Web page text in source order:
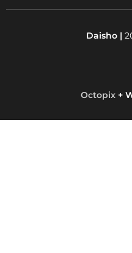
Daisho |
Octopix+